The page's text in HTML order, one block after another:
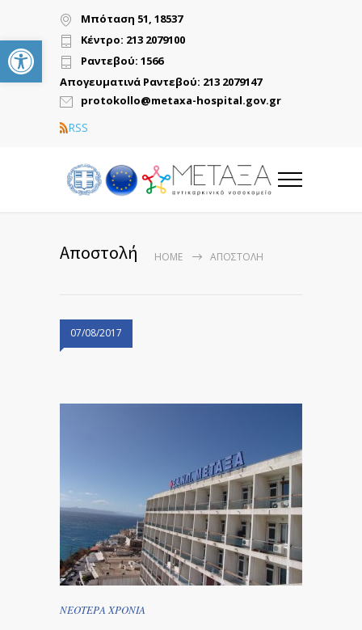
Ανοίξτε τη γραμμή εργαλείων
Μπόταση 51, 18537
Κέντρο: 213 2079100
Ραντεβού: 1566
Απογευματινά Ραντεβού: 213 2079147
protokollo@metaxa-hospital.gov.gr
RSS
Αποστολή HOME ΑΠΟΣΤΟΛΉ
07/08/2017
ΝΕΟΤΕΡΑ ΧΡΟΝΙΑ